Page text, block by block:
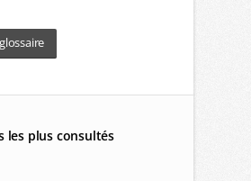
les plus consultés